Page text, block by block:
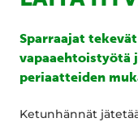
Sparraajat
vapaaehtoistyötä
periaatteiden
Ketunhännät